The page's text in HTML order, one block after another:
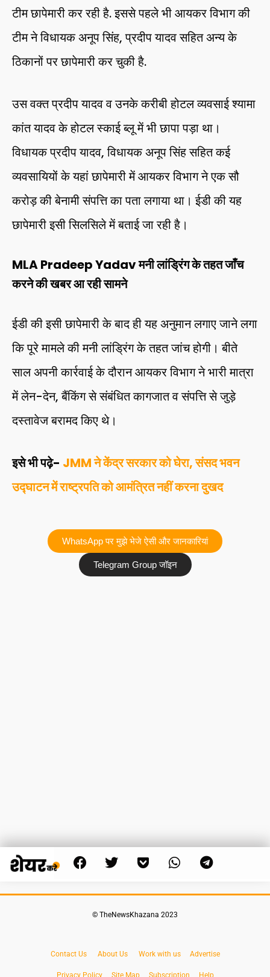
टीम छापेमारी कर रही है. इससे पहले भी आयकर विभाग की
टीम ने विधायक अनूप सिंह, प्रदीप यादव सहित अन्य के
ठिकानों पर छापेमारी कर चुकी है.
उस वक्त प्रदीप यादव व उनके करीबी होटल व्यवसाई श्यामा
कांत यादव के होटल स्काई ब्लू में भी छापा पड़ा था।
विधायक प्रदीप यादव, विधायक अनूप सिंह सहित कई
व्यवसायियों के यहां छापेमारी में आयकर विभाग ने एक सौ
करोड़ की बेनामी संपत्ति का पता लगाया था। ईडी की यह
छापेमारी इसी सिलसिले में बताई जा रही है।
MLA Pradeep Yadav मनी लांड्रिंग के तहत जाँच
करने की खबर आ रही सामने
ईडी की इसी छापेमारी के बाद ही यह अनुमान लगाए जाने लगा
कि पूरे मामले की मनी लांड्रिंग के तहत जांच होगी। बीते
साल अपनी कार्रवाई के दौरान आयकर विभाग ने भारी मात्रा
में लेन-देन, बैंकिंग से संबंधित कागजात व संपत्ति से जुड़े
दस्तावेज बरामद किए थे।
इसे भी पढ़े- JMM ने केंद्र सरकार को घेरा, संसद भवन
उद्घाटन में राष्ट्रपति को आमंत्रित नहीं करना दुखद
WhatsApp पर मुझे भेजे ऐसी और जानकारियां
Telegram Group जॉइन
© TheNewsKhazana 2023
Contact Us About Us Work with us Advertise
Privacy Policy Site Map Subscription Help